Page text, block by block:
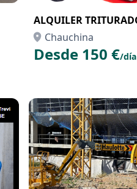
ALQUILER
Chauchina
Desde 150 €/día